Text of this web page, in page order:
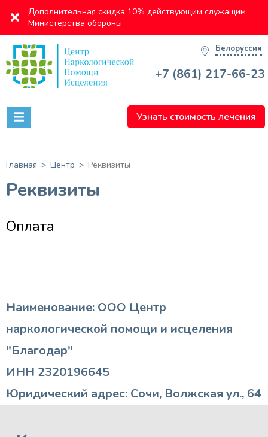
Дополнительная скидка 10% действующим служащим
Министерства обороны
Белоруссия
+7 (861) 217-66-23
Узнать стоимость лечения
Главная Центр Реквизиты
Реквизиты
Наименование: ООО Центр
наркологической помощи и исцеления
"Благодар"
ИНН 2320196645
Юридический адрес: Сочи, Волжская ул., 64
Оплата